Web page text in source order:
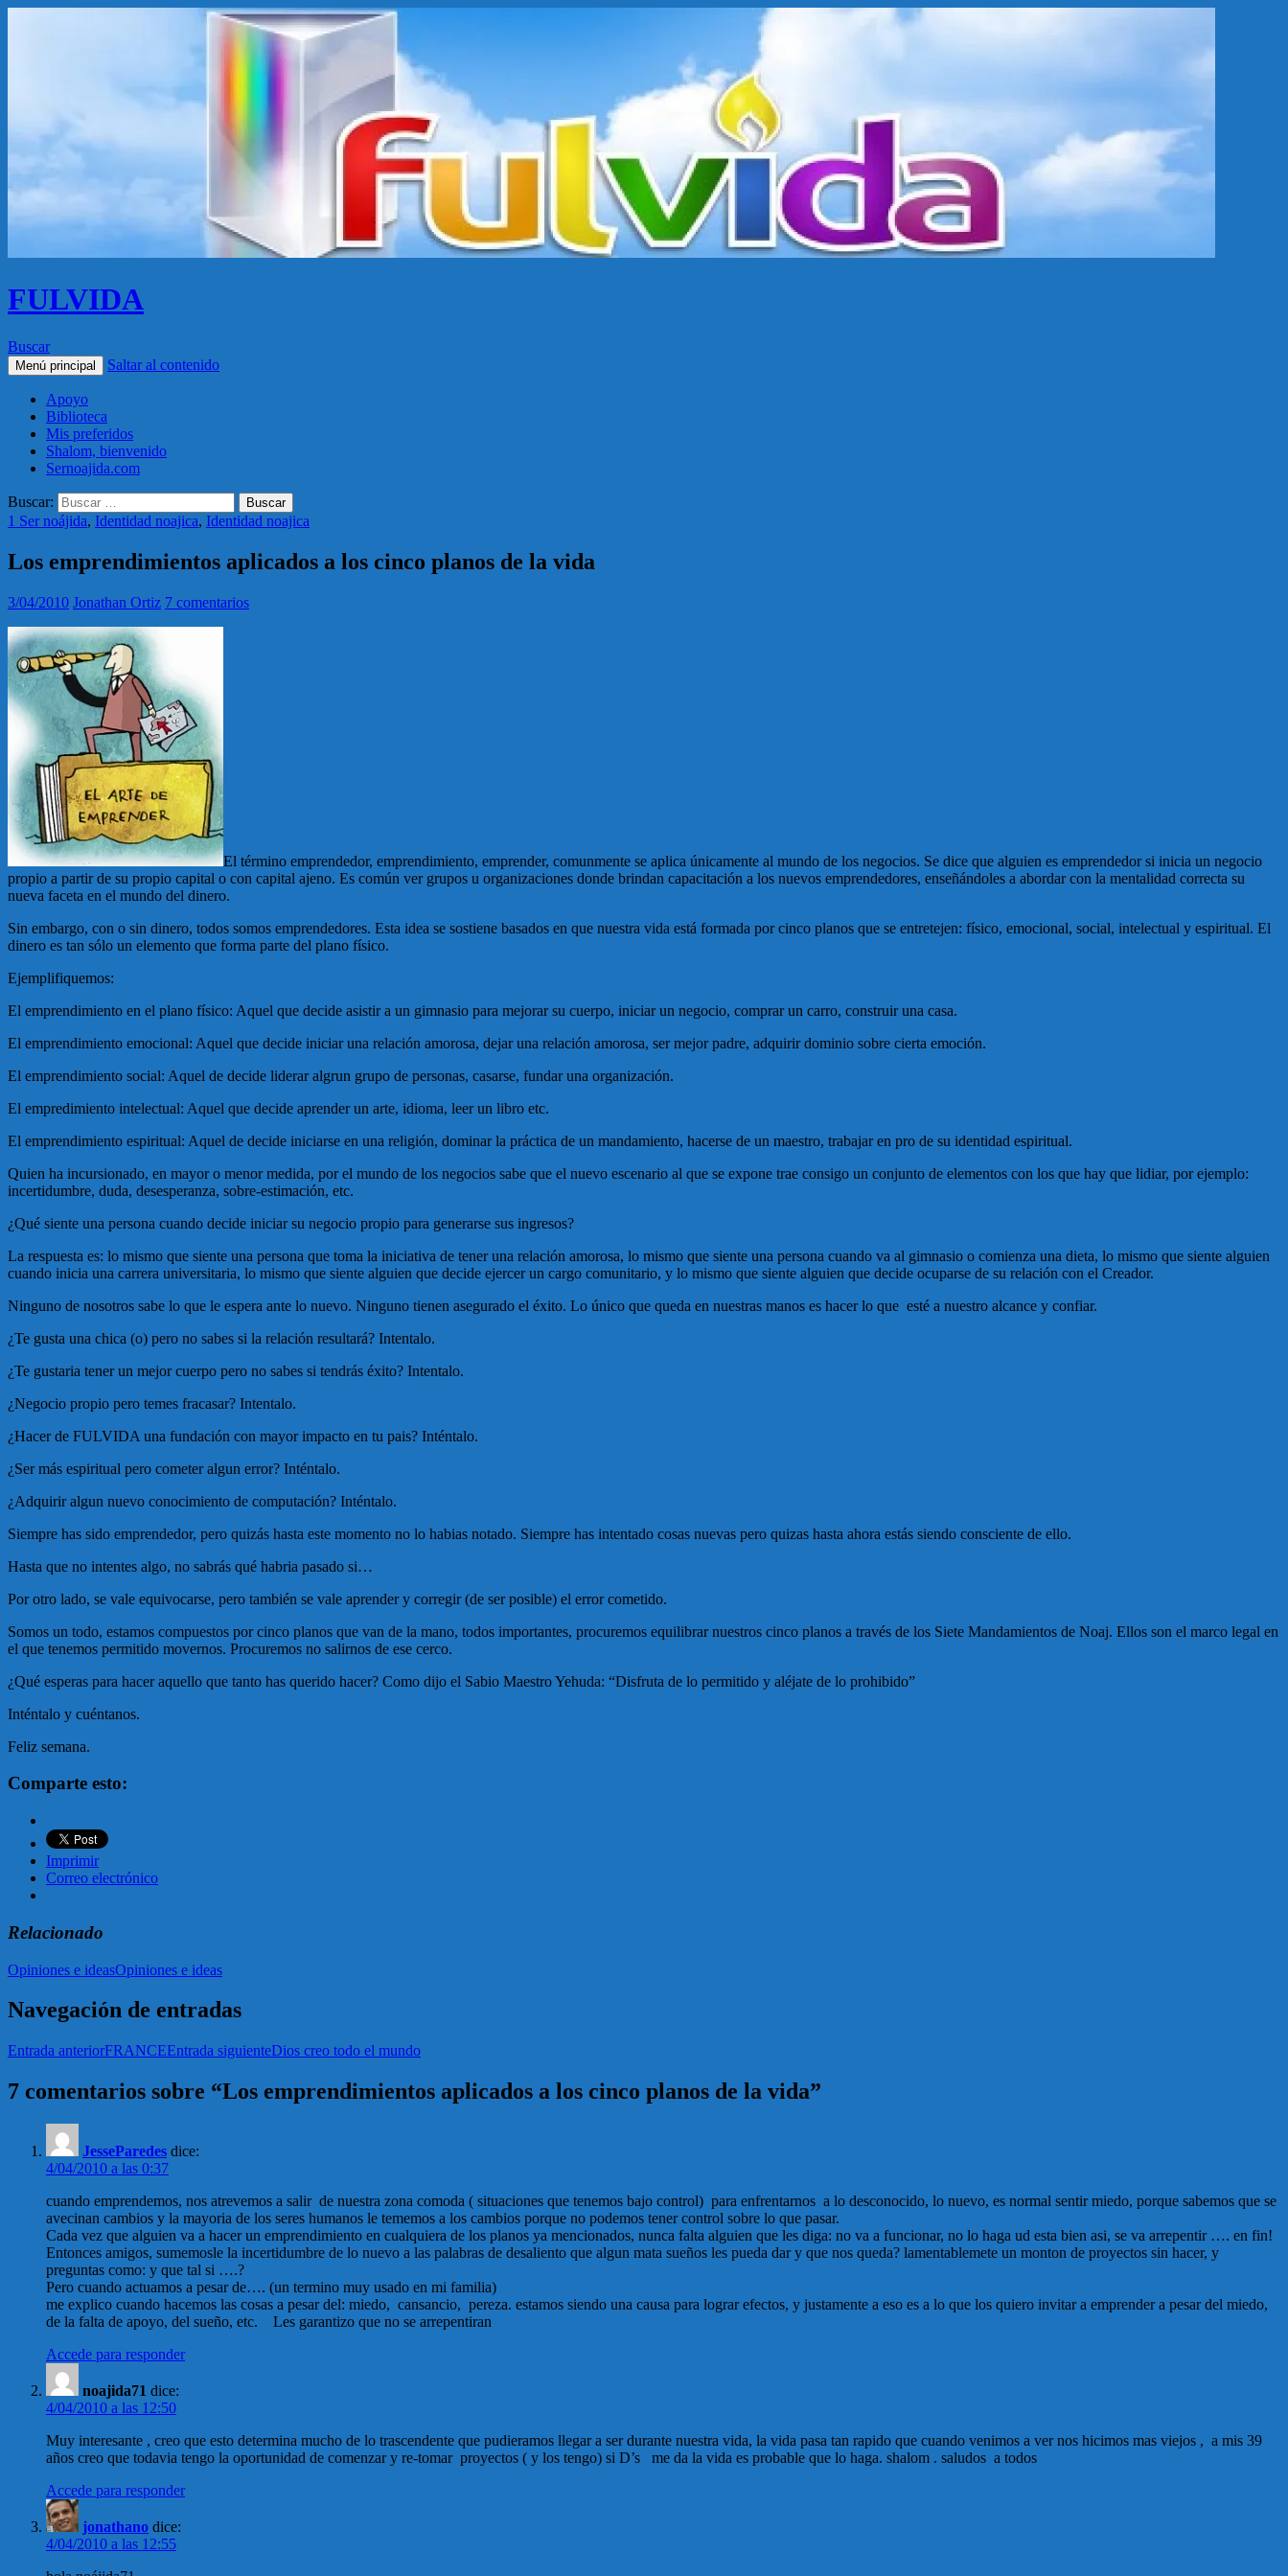
FULVIDA
Buscar
Menú principal Saltar al contenido
Apoyo
Biblioteca
Mis preferidos
Shalom, bienvenido
Sernoajida.com
Buscar:
1 Ser noájida, Identidad noajica, Identidad noajica
Los emprendimientos aplicados a los cinco planos de la vida
3/04/2010 Jonathan Ortiz 7 comentarios
El término emprendedor, emprendimiento, emprender, comunmente se aplica únicamente al mundo de los negocios. Se dice que alguien es emprendedor si inicia un negocio
propio a partir de su propio capital o con capital ajeno. Es común ver grupos u organizaciones donde brindan capacitación a los nuevos emprendedores, enseñándoles a abordar con la mentalidad correcta su
nueva faceta en el mundo del dinero.
Sin embargo, con o sin dinero, todos somos emprendedores. Esta idea se sostiene basados en que nuestra vida está formada por cinco planos que se entretejen: físico, emocional, social, intelectual y espiritual. El
dinero es tan sólo un elemento que forma parte del plano físico.
Ejemplifiquemos:
El emprendimiento en el plano físico: Aquel que decide asistir a un gimnasio para mejorar su cuerpo, iniciar un negocio, comprar un carro, construir una casa.
El emprendimiento emocional: Aquel que decide iniciar una relación amorosa, dejar una relación amorosa, ser mejor padre, adquirir dominio sobre cierta emoción.
El emprendimiento social: Aquel de decide liderar algrun grupo de personas, casarse, fundar una organización.
El empredimiento intelectual: Aquel que decide aprender un arte, idioma, leer un libro etc.
El emprendimiento espiritual: Aquel de decide iniciarse en una religión, dominar la práctica de un mandamiento, hacerse de un maestro, trabajar en pro de su identidad espiritual.
Quien ha incursionado, en mayor o menor medida, por el mundo de los negocios sabe que el nuevo escenario al que se expone trae consigo un conjunto de elementos con los que hay que lidiar, por ejemplo:
incertidumbre, duda, desesperanza, sobre-estimación, etc.
¿Qué siente una persona cuando decide iniciar su negocio propio para generarse sus ingresos?
La respuesta es: lo mismo que siente una persona que toma la iniciativa de tener una relación amorosa, lo mismo que siente una persona cuando va al gimnasio o comienza una dieta, lo mismo que siente alguien
cuando inicia una carrera universitaria, lo mismo que siente alguien que decide ejercer un cargo comunitario, y lo mismo que siente alguien que decide ocuparse de su relación con el Creador.
Ninguno de nosotros sabe lo que le espera ante lo nuevo. Ninguno tienen asegurado el éxito. Lo único que queda en nuestras manos es hacer lo que esté a nuestro alcance y confiar.
¿Te gusta una chica (o) pero no sabes si la relación resultará? Intentalo.
¿Te gustaria tener un mejor cuerpo pero no sabes si tendrás éxito? Intentalo.
¿Negocio propio pero temes fracasar? Intentalo.
¿Hacer de FULVIDA una fundación con mayor impacto en tu pais? Inténtalo.
¿Ser más espiritual pero cometer algun error? Inténtalo.
¿Adquirir algun nuevo conocimiento de computación? Inténtalo.
Siempre has sido emprendedor, pero quizás hasta este momento no lo habias notado. Siempre has intentado cosas nuevas pero quizas hasta ahora estás siendo consciente de ello.
Hasta que no intentes algo, no sabrás qué habria pasado si…
Por otro lado, se vale equivocarse, pero también se vale aprender y corregir (de ser posible) el error cometido.
Somos un todo, estamos compuestos por cinco planos que van de la mano, todos importantes, procuremos equilibrar nuestros cinco planos a través de los Siete Mandamientos de Noaj. Ellos son el marco legal en
el que tenemos permitido movernos. Procuremos no salirnos de ese cerco.
¿Qué esperas para hacer aquello que tanto has querido hacer? Como dijo el Sabio Maestro Yehuda: “Disfruta de lo permitido y aléjate de lo prohibido”
Inténtalo y cuéntanos.
Feliz semana.
Comparte esto:
Imprimir
Correo electrónico
Relacionado
Opiniones e ideasOpiniones e ideas
Navegación de entradas
Entrada anteriorFRANCEEntrada siguienteDios creo todo el mundo
7 comentarios sobre “Los emprendimientos aplicados a los cinco planos de la vida”
JesseParedes dice:
4/04/2010 a las 0:37
cuando emprendemos, nos atrevemos a salir de nuestra zona comoda ( situaciones que tenemos bajo control) para enfrentarnos a lo desconocido, lo nuevo, es normal sentir miedo, porque sabemos que se
avecinan cambios y la mayoria de los seres humanos le tememos a los cambios porque no podemos tener control sobre lo que pasar.
Cada vez que alguien va a hacer un emprendimiento en cualquiera de los planos ya mencionados, nunca falta alguien que les diga: no va a funcionar, no lo haga ud esta bien asi, se va arrepentir …. en fin!
Entonces amigos, sumemosle la incertidumbre de lo nuevo a las palabras de desaliento que algun mata sueños les pueda dar y que nos queda? lamentablemete un monton de proyectos sin hacer, y
preguntas como: y que tal si ….?
Pero cuando actuamos a pesar de…. (un termino muy usado en mi familia)
me explico cuando hacemos las cosas a pesar del: miedo, cansancio, pereza. estamos siendo una causa para lograr efectos, y justamente a eso es a lo que los quiero invitar a emprender a pesar del miedo,
de la falta de apoyo, del sueño, etc. Les garantizo que no se arrepentiran
Accede para responder
noajida71 dice:
4/04/2010 a las 12:50
Muy interesante , creo que esto determina mucho de lo trascendente que pudieramos llegar a ser durante nuestra vida, la vida pasa tan rapido que cuando venimos a ver nos hicimos mas viejos , a mis 39
años creo que todavia tengo la oportunidad de comenzar y re-tomar proyectos ( y los tengo) si D’s me da la vida es probable que lo haga. shalom . saludos a todos
Accede para responder
jonathano dice:
4/04/2010 a las 12:55